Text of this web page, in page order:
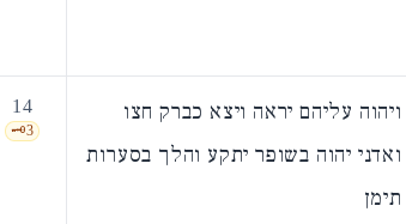
14
🗝️3
ויהוה עליהם יראה ויצא כברק חצו
ואדני יהוה בשופר יתקע והלך בסערות
תימן